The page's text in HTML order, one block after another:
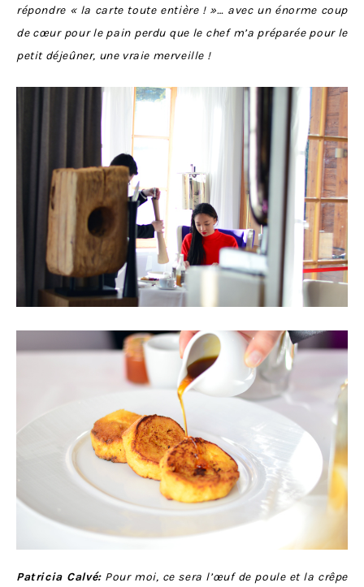
répondre « la carte toute entière ! »… avec un énorme coup
de cœur pour le pain perdu que le chef m’a préparée pour le
petit déjeûner, une vraie merveille !
Patricia Calvé:Pour moi, ce sera l’œuf de poule et la crêpe